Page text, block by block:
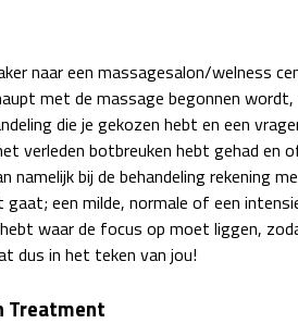
naar een massagesalon/welness
met de massage begonnen
die je gekozen hebt en een
verleden botbreuken hebt gehad en
namelijk bij de behandeling rekening
een milde, normale of een
waar de focus op moet liggen,
dus in het teken van jou!
Treatment